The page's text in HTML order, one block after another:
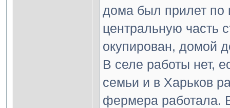
дома был прилет по
центральную часть
окупирован, домой
В селе работы нет,
семьи и в Харьков
фермера работала.